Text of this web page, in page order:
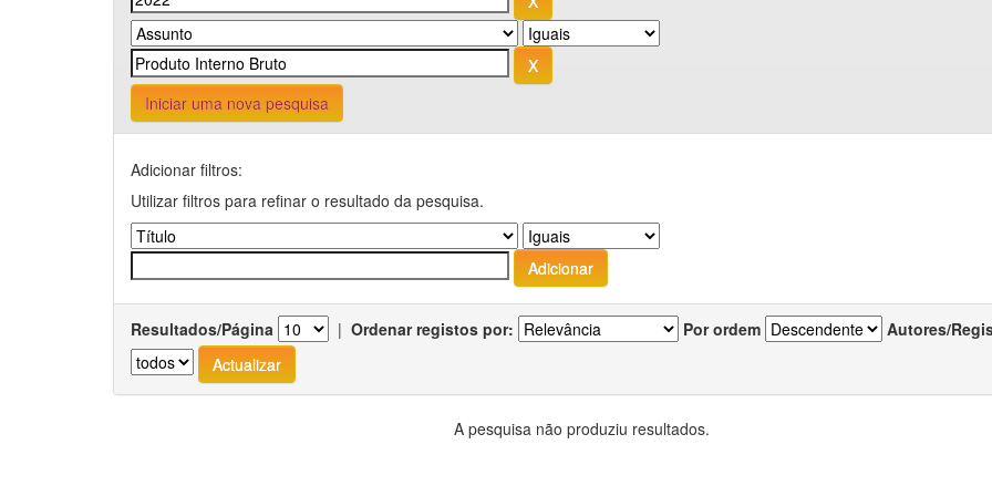
Iniciar uma nova pesquisa
Adicionar filtros:
Utilizar filtros para refinar o resultado da pesquisa.
Resultados/Página | Ordenar registos por: Por ordem Autores/
A pesquisa não produziu resultados.